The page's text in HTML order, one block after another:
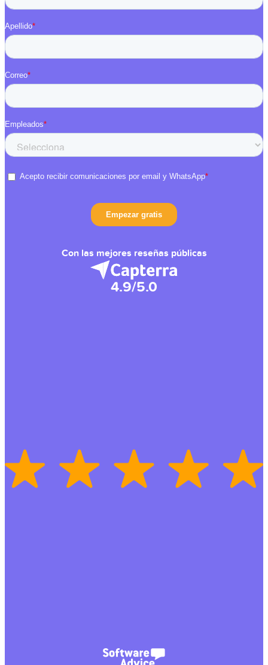
Con las mejores reseñas públicas
4.9/5.0